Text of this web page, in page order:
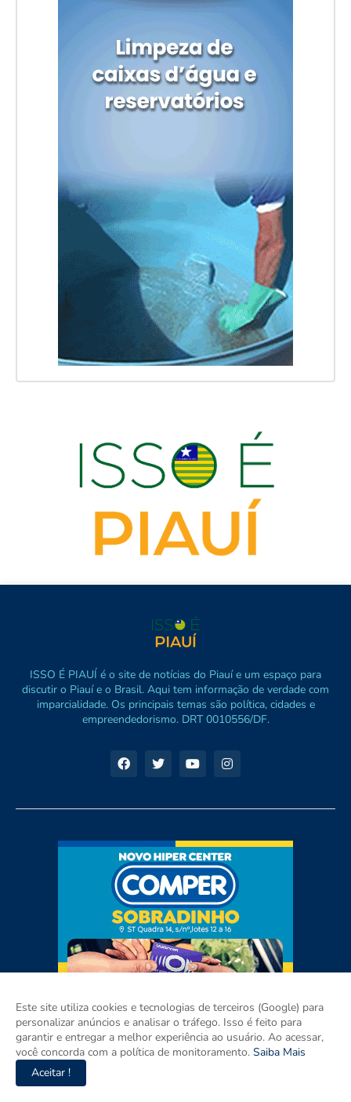
ISSO É PIAUÍ é o site de notícias do Piauí e um espaço para
discutir o Piauí e o Brasil. Aqui tem informação de verdade com
imparcialidade. Os principais temas são política, cidades e
empreendedorismo. DRT 0010556/DF.
Este site utiliza cookies e tecnologias de terceiros (Google) para
personalizar anúncios e analisar o tráfego. Isso é feito para
garantir e entregar a melhor experiência ao usuário. Ao acessar,
você concorda com a política de monitoramento. Saiba Mais
Aceitar !